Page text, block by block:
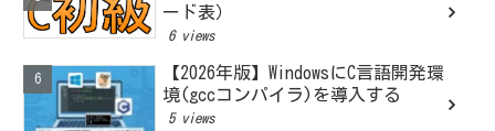
ード表）
6 views
【2026年版】WindowsにC言語開発環
境(gccコンパイラ)を導入する
5 views